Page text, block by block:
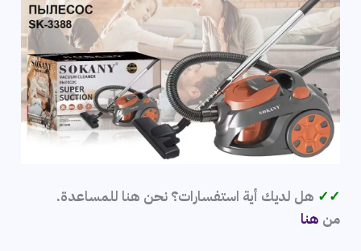
✓✓ هل لديك أية استفسارات؟ نحن هنا للمساعدة.
من هنا